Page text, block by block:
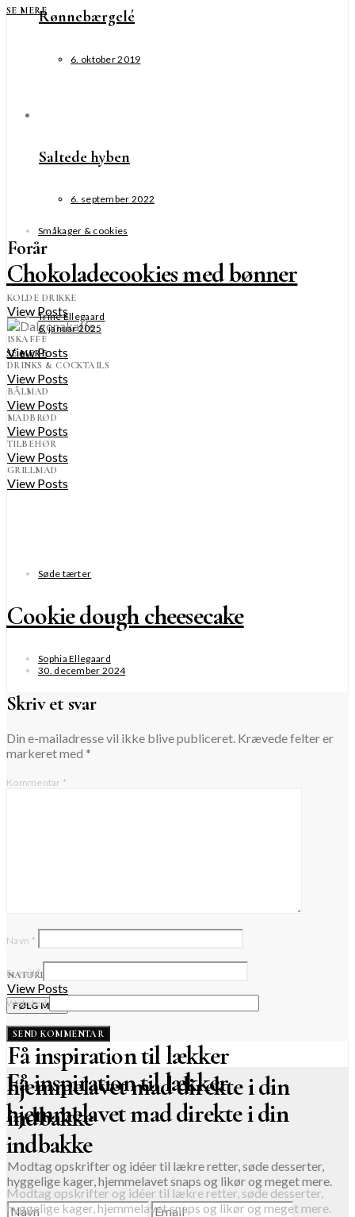
Rønnebærgelé
6. oktober 2019
Saltede hyben
6. september 2022
Forår
KOLDE DRIKKE
View Posts
ISKAFFE
View Posts
DRINKS & COCKTAILS
View Posts
BÅLMAD
View Posts
MADBRØD
View Posts
TILBEHØR
View Posts
GRILLMAD
View Posts
NATURLIG KROPSPLEJE
View Posts
FØLG MED
Få inspiration til lækker
hjemmelavet mad direkte i din
indbakke
Modtag opskrifter og idéer til lækre retter, søde desserter,
hyggelige kager, hjemmelavet snaps og likør og meget mere.
SE MERE
Småkager & cookies
Chokoladecookies med bønner
Trine Ellegaard
6. januar 2025
SE MERE
Søde tærter
Cookie dough cheesecake
Sophia Ellegaard
30. december 2024
Skriv et svar
Din e-mailadresse vil ikke blive publiceret. Krævede felter er
markeret med *
Kommentar *
Navn *
E-mail*
Websted
Få inspiration til lækker
hjemmelavet mad direkte i din
indbakke
Modtag opskrifter og idéer til lækre retter, søde desserter,
hyggelige kager, hjemmelavet snaps og likør og meget mere.